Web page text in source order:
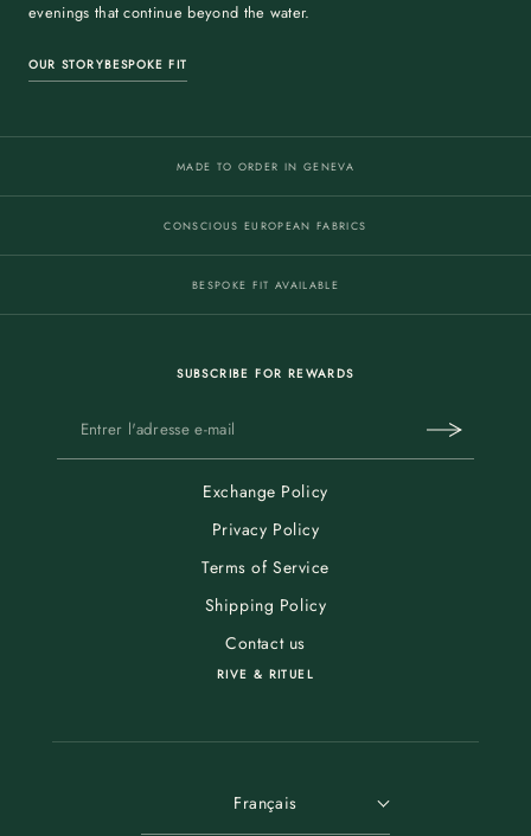
evenings that continue beyond the water.
OUR STORYBESPOKE FIT
MADE TO ORDER IN GENEVA
CONSCIOUS EUROPEAN FABRICS
BESPOKE FIT AVAILABLE
SUBSCRIBE FOR REWARDS
Exchange Policy
Privacy Policy
Terms of Service
Shipping Policy
Contact us
RIVE & RITUEL
Français